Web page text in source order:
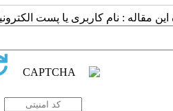
این مقاله : نام کاربری یا پست